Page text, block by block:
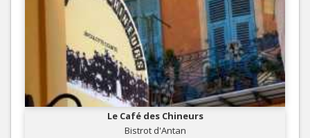
Le Café des Chineurs
Bistrot d'Antan